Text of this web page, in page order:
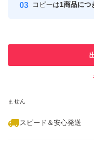
金土日祝日にご購入され
翌郵便局営業日以降の
#ハイドロ
#プレミアム
ません
スピード＆安心発送
コピーは1商品につ